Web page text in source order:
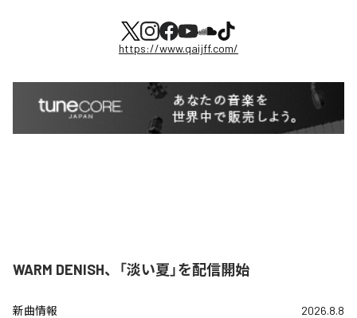
https://www.qaijff.com/
WARM DENISH、「淡い夏」を配信開始
新曲情報 2026.8.8